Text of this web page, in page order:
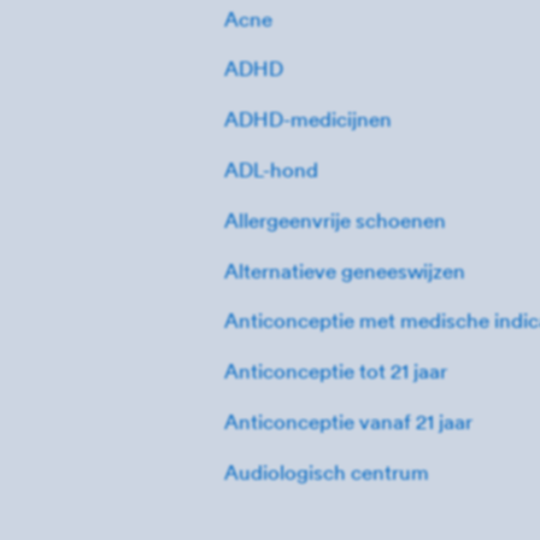
Acne
ADHD
ADHD-medicijnen
ADL-hond
Allergeenvrije schoenen
Alternatieve geneeswijzen
Anticonceptie met medische
Anticonceptie tot 21 jaar
Anticonceptie vanaf 21 jaar
Audiologisch centrum